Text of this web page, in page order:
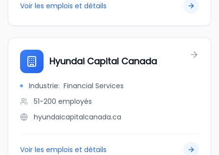
Voir les emplois et détails
Hyundai Capital Canada
Industrie: Financial Services
51-200 employés
hyundaicapitalcanada.ca
Voir les emplois et détails